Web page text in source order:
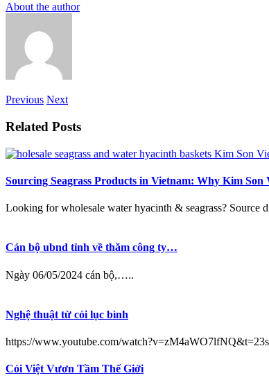
About the author
Previous Next
Related Posts
Sourcing Seagrass Products in Vietnam: Why Kim Son
Looking for wholesale water hyacinth & seagrass?
Cán bộ ubnd tỉnh về thăm công ty…
Ngày 06/05/2024 cán bộ,…..
Nghệ thuật từ cói lục bình
https://www.youtube.com/
Cói Việt Vươn Tầm Thế Giới